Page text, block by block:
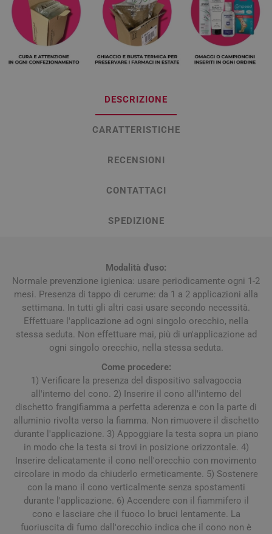
DESCRIZIONE
CARATTERISTICHE
RECENSIONI
CONTATTACI
SPEDIZIONE
Modalità d'uso:
Normale prevenzione igienica: usare periodicamente ogni 1-2
mesi. Presenza di tappo di cerume: da 1 a 2 applicazioni alla
settimana. In tutti gli altri casi usare secondo necessità.
Effettuare l'applicazione ad ogni singolo orecchio, nella
stessa seduta. Non effettuare mai, più di un'applicazione ad
ogni singolo orecchio, nella stessa seduta.
Come procedere:
1) Verificare la presenza del dispositivo salvagoccia
all'interno del cono. 2) Inserire il cono all'interno del
dischetto frangifiamma a perfetta aderenza e con la parte di
alluminio rivolta verso la fiamma. Non rimuovere il dischetto
durante l'applicazione. 3) Appoggiare la testa sopra un piano
in modo che la testa si trovi in posizione orizzontale. 4)
Inserire delicatamente il cono nell'orecchio con movimento
circolare in modo da chiuderlo ermeticamente. 5) Sostenere
con la mano il cono verticalmente senza spostamenti
durante l'applicazione. 6) Accendere con il fiammifero il
cono e lasciare che il fuoco lo bruci lentamente. La
fuoriuscita di fumo dall'orecchio indica che il cono non è